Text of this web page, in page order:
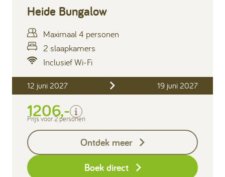
Heide Bungalow
Maximaal 4 personen
2 slaapkamers
Inclusief Wi-Fi
12 juni 2027 19 juni 2027
1206,-
Inclusief
Verblijfskosten
Keukendoekenpakket
Eindschoonmaak
Prijs voor 2 personen
Ontdek meer
Boek direct